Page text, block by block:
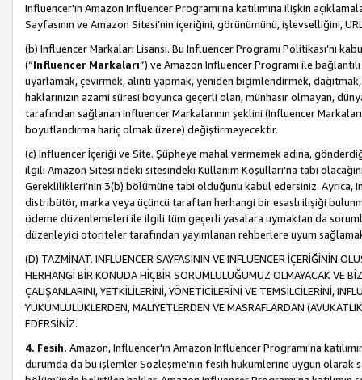
Influencer'ın Amazon Influencer Programı'na katılımına ilişkin
Sayfasının ve Amazon Sitesi’nin içeriğini, görünümünü, işlevselliğini,
(b) Influencer Markaları Lisansı. Bu Influencer Programı Politikası’nı
(“Influencer Markaları”) ve Amazon Influencer Programı ile
uyarlamak, çevirmek, alıntı yapmak, yeniden biçimlendirmek,
haklarınızın azami süresi boyunca geçerli olan, münhasır olmayan,
tarafından sağlanan Influencer Markalarının şeklini (Influencer
boyutlandırma hariç olmak üzere) değiştirmeyecektir.
(c) Influencer İçeriği ve Site. Şüpheye mahal vermemek adına,
ilgili Amazon Sitesi’ndeki sitesindeki Kullanım Koşulları’na tabi
Gereklilikleri’nin 3(b) bölümüne tabi olduğunu kabul edersiniz. Ayrıca,
distribütör, marka veya üçüncü taraftan herhangi bir esaslı ilişiği
ödeme düzenlemeleri ile ilgili tüm geçerli yasalara uymaktan da
düzenleyici otoriteler tarafından yayımlanan rehberlere uyum
(D) TAZMİNAT. INFLUENCER SAYFASININ VE INFLUENCER İÇERİĞİNİN
HERHANGİ BİR KONUDA HİÇBİR SORUMLULUĞUMUZ OLMAYACAK VE
ÇALIŞANLARINI, YETKİLİLERİNİ, YÖNETİCİLERİNİ VE TEMSİLCİLERİNİ,
YÜKÜMLÜLÜKLERDEN, MALİYETLERDEN VE MASRAFLARDAN
EDERSİNİZ.
4. Fesih. Amazon, Influencer'ın Amazon Influencer Programı'na
durumda da bu işlemler Sözleşme’nin fesih hükümlerine uygun olarak